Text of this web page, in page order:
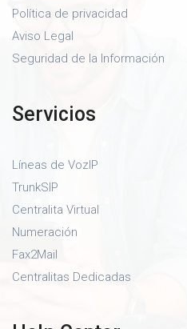
Política de privacidad
Aviso Legal
Seguridad de la Información
Servicios
Líneas de VozIP
TrunkSIP
Centralita Virtual
Numeración
Fax2Mail
Centralitas Dedicadas